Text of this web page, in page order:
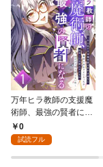
万年ヒラ教師の支援魔
術師、最強の賢者にな
る～不人気の支援魔術
師は給料泥棒だと魔術
が、出世した元教え子
0
試読フル